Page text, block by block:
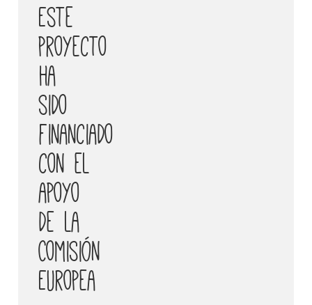
Este
proyecto
ha
sido
financiado
con el
apoyo
de la
Comisión
Europea